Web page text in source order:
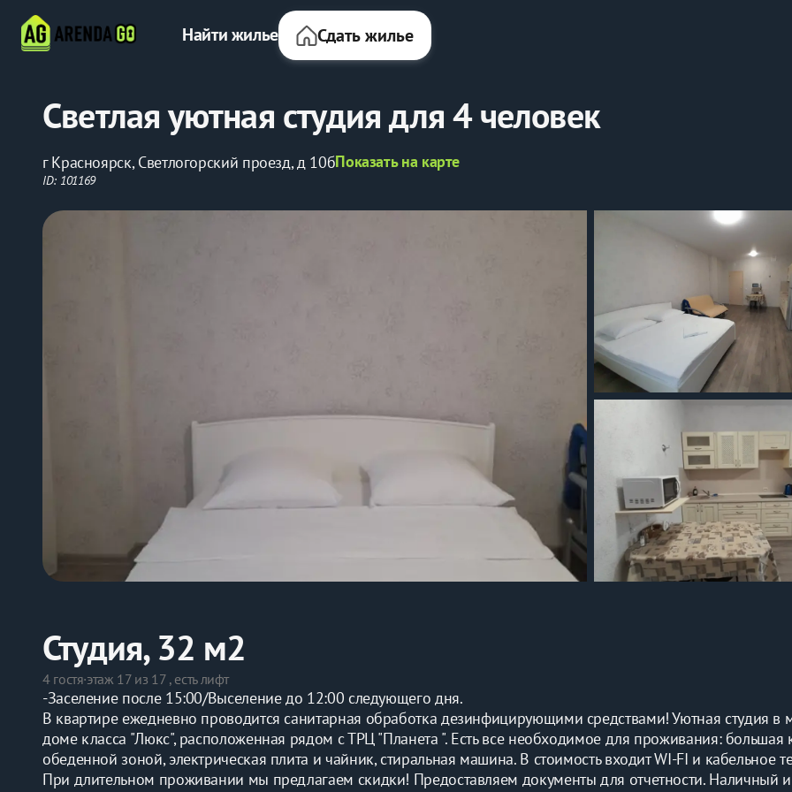
Найти жилье Сдать жилье
Светлая уютная студия для 4 человек
г Красноярск, Светлогорский проезд, д 10бПоказать на карте
ID: 101169
Студия, 32 м2
4 гостя·этаж 17 из 17 , есть лифт
-Заселение после 15:00/Выселение до 12:00 следующего дня.
В квартире ежедневно проводится санитарная обработка дезинфицирующими средствами! Уютная студия в
доме класса "Люкс", расположенная рядом с ТРЦ "Планета ". Есть все необходимое для проживания: большая
обеденной зоной, электрическая плита и чайник, стиральная машина. В стоимость входит WI-FI и кабельное
При длительном проживании мы предлагаем скидки! Предоставляем документы для отчетности. Наличный и